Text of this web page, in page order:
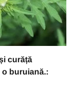
curăță
o buruiană.: